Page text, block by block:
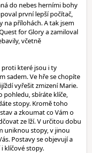
do nebes herními bohy
první lepší počítač,
na přílohách. A tak jsem
for Glory a zamiloval
včetně
které jsou i ty
sadem. Ve hře se chopíte
vyřešit zmizení Marie.
pohledu, sbíráte klíče,
stopy. Kromě toho
a zkoumat co Vám o
ze lží. V určitou dobu
uniknou stopy, v jinou
Postavy se objevují a
klíčové stopy.